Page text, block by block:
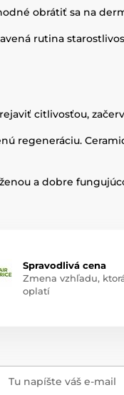
obrátiť sa na
rutina
citlivosťou,
regeneráciu.
a dobre
Spravodlivá cena
Zmena vzhľadu,
oplatí
Tu napíšte váš e-mail